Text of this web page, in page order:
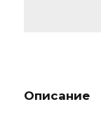
Описание